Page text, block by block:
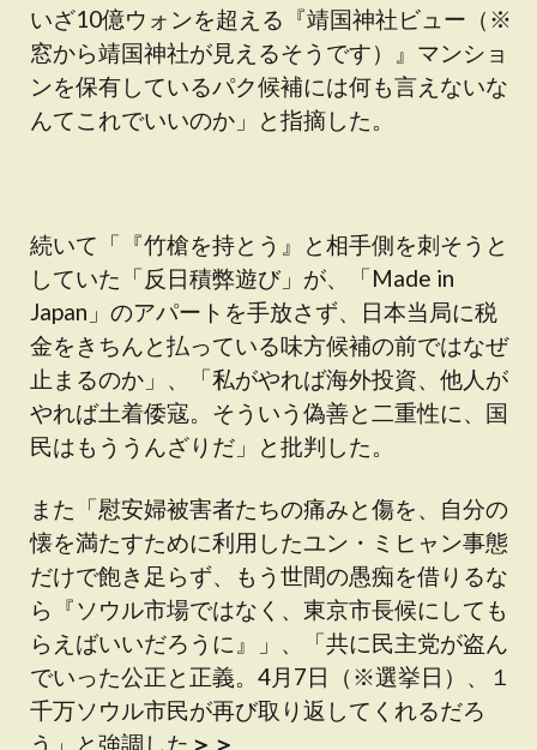
いざ10億ウォンを超える 『靖国神社ビュー（※
窓から靖国神社が見えるそうです）』マンショ
ンを保有しているパク候補には何も言えないな
んてこれでいいのか」と指摘した。
続いて「『竹槍を持とう』と相手側を刺そうと
していた「反日積弊遊び」が、「Made in
Japan」のアパートを手放さず、
日本当局に税
金をきちんと払っている味方候補の前ではなぜ
止まるのか」、「私がやれば海外投資、他人が
やれば土着倭寇。そういう偽善と二重性に、国
民はもううんざりだ」と批判した。
また「慰安婦被害者たちの痛みと傷を、自分の
懐を満たすために利用したユン・ミヒャン事態
だけで飽き足らず、もう世間の愚痴を借りるな
ら『ソウル市場ではなく、東京市長候にしても
らえばいいだろうに』」、「共に民主党が盗ん
でいった公正と正義。4月7日（※選挙日）、１
千万ソウル市民が再び取り返してくれるだろ
う」と強調した ＞＞